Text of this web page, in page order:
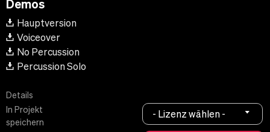
Demos
Hauptversion
Voiceover
No Percussion
Percussion Solo
Details
In Projekt
speichern
- Lizenz wählen -